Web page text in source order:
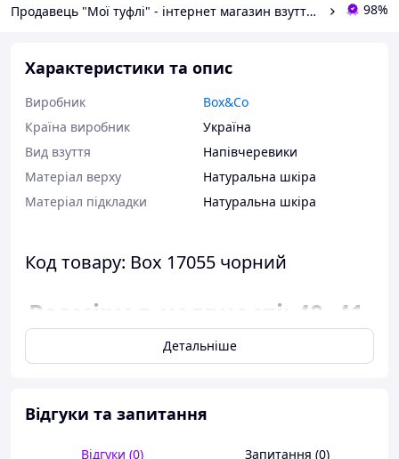
Продавець "Мої туфлі" - інтернет магазин взуття на всі випадки життя. 98%
Характеристики та опис
Виробник
Box&Co
Країна виробник
Україна
Вид взуття
Напівчеревики
Матеріал верху
Натуральна шкіра
Матеріал підкладки
Натуральна шкіра
Код товару: Box 17055 чорний
Розміри в наявності: 40, 41,
43, 44, 45.
розмір 40 - 26,5
Детальніше
Відгуки та запитання
Відгуки (0) Запитання (0)